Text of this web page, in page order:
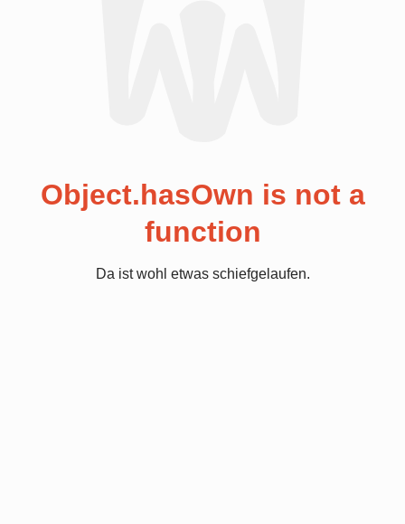
Object.hasOwn is not a
function
Da ist wohl etwas schiefgelaufen.